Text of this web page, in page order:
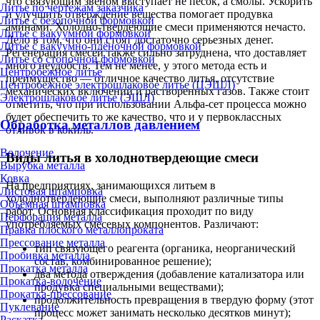
Литье по чертежам заказчика
Литье с безопочной формовкой
Литье с вакуумной формовкой
Литье с вакуумно-плёночной формовкой
Литье со стопочной формовкой
Центробежное литье
Центробежное электрошлаковое литье (ЦЭШЛ)
Электрошлаковое литье (ЭШЛ)
Обработка металлов давлением
Волочение
Вырубка металла
Ковка
Листовая штамповка
Объёмная штамповка
Перфорация металла
Правка плоского металлопроката
Прессование металла
Пробивка металла
Прокатка металла
Прокатка-волочение
Прокатка-прессование
Пуклевание
и улучшить отверждение вещества помогает продувка
аминами. Холодно-твердеющие смеси применяются нечасто.
Дело в том, что они стоят достаточно серьезных денег.
Регенерация смесей также сильно затруднена, что доставляет
много неудобств. Тем не менее, у этого метода есть и
преимущество — отличное качество литья, отсутствие
механических включений и растворенных газов. Также стоит
отметить, что при использовании Альфа-сет процесса можно
будет обеспечить то же качество, что и у первоклассных
отливок в кокиль.
Виды литья в холоднотвердеющие смеси
На предприятиях, занимающихся литьем в
холоднотвердеющие смеси, выполняют различные типы
работ. Основная классификация проходит по виду
употребляемых смесевых компонентов. Различают:
тип связующего реагента (органика, неорганический
состав, комбинированное решение);
два метода отверждения (добавление катализатора или
продувка специальными веществами);
продолжительность превращения в твердую форму (этот
процесс может занимать несколько десятков минут);